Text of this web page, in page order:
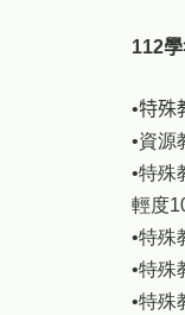
112
•特殊
•資源
•特殊
輕度
•特殊
•特殊
•特殊